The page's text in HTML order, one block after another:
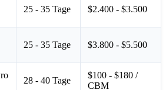
25 - 35 Tage $2.400 - $3.500
25 - 35 Tage $3.800 - $5.500
28 - 40 Tage
$100 - $180 /
CBM